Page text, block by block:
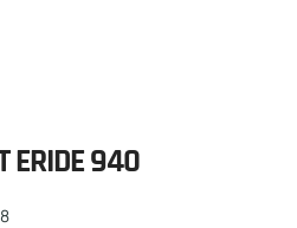
ERIDE 940